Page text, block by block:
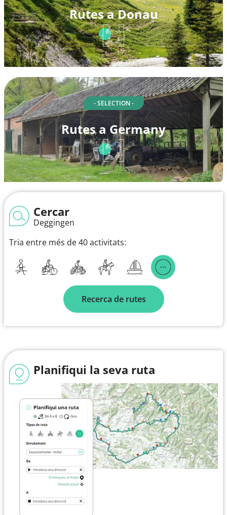
Rutes a Donau
- SELECTION -
Rutes a Germany
Cercar
Deggingen
Tria entre més de 40 activitats:
Recerca de rutes
Planifiqui la seva ruta